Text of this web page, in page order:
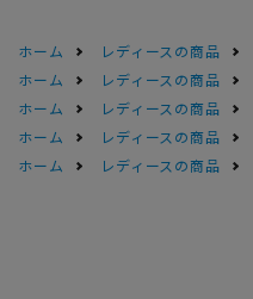
ホーム レディースの商品
ホーム
レディースの商品
ホーム
レディースの商品
ホーム
レディースの商品
ホーム
レディースの商品